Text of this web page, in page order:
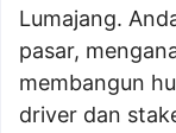
Lumajang.
pasar,
membangun
driver dan